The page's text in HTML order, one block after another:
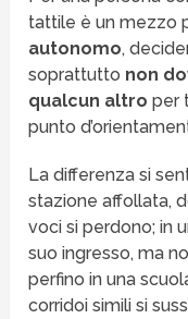
tattile è un mezzo
autonomo,
soprattutto non
qualcun altro per
punto
La differenza si
stazione affollata,
voci si perdono; in
suo ingresso, ma
perfino in una
corridoi simili si